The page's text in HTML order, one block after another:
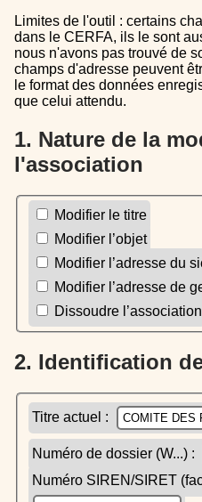
Limites de l'outil : certains champs sont un peu décalé
dans le CERFA, ils le sont
nous n'avons pas trouvé de
champs d'adresse peuvent
le format des données
que celui attendu.
1. Nature de la modification de
l'association
Modifier le titre
Modifier l’objet
Modifier l’adresse du
Modifier l’adresse de
Dissoudre l’association
2. Identification
Titre actuel :
Numéro de dossier (W...) :
Numéro SIREN/SIRET